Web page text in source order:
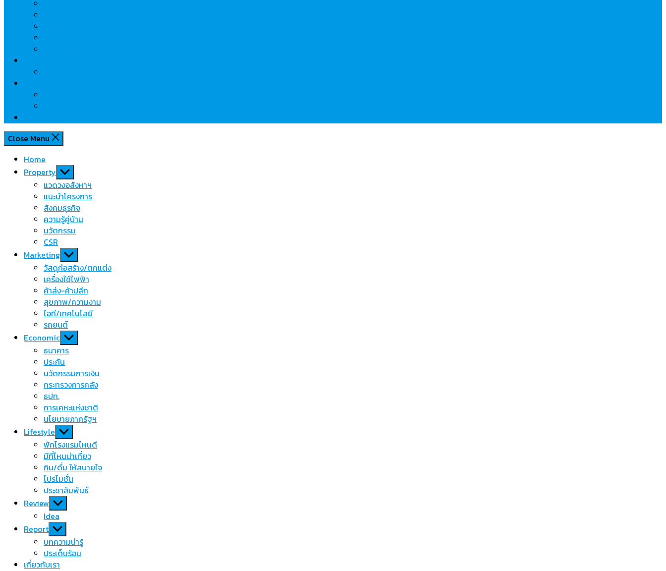
Close Menu
Home
Property Show
sub
menu
แวดวงอสังหาฯ
แนะนำโครงการ
สังคมธุรกิจ
ความรู้คู่บ้าน
นวัตกรรม
CSR
Marketing Show
sub
menu
วัสดุก่อสร้าง/ตกแต่ง
เครื่องใช้ไฟฟ้า
ค้าส่ง-ค้าปลีก
สุขภาพ/ความงาม
ไอที/เทคโนโลยี
รถยนต์
Economic Show
sub
menu
ธนาคาร
ประกัน
นวัตกรรมการเงิน
กระทรวงการคลัง
ธปท.
การเคหะแห่งชาติ
นโยบายภาครัฐฯ
Lifestyle Show
sub
menu
พักโรงแรมไหนดี
มีที่ไหนน่าเที่ยว
กิน/ดื่ม ให้สบายใจ
โปรโมชั่น
ประชาสัมพันธ์
Review Show
sub
menu
Idea
Report Show
sub
menu
บทความน่ารู้
ประเด็นร้อน
เกี่ยวกับเรา